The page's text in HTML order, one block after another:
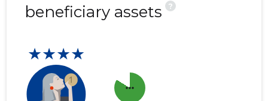
beneficiary assets
?
★★★★
more_horiz